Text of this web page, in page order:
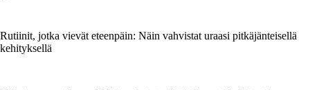
Rutiinit, jotka vievät eteenpäin: Näin vahvistat uraasi pitkäjänteisellä
kehityksellä